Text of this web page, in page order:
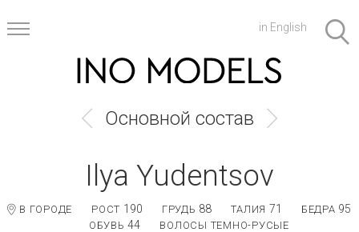
in English
Основной состав
Ilya Yudentsov
В ГОРОДЕ РОСТ 190 ГРУДЬ 88 ТАЛИЯ 71 БЕДРА 95
ОБУВЬ44 ВОЛОСЫ ТЕМНО-РУСЫЕ